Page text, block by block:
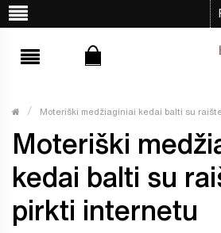
Moteriški medžiaginiai kedai balti su
Moteriški
kedai balti su
pirkti internetu